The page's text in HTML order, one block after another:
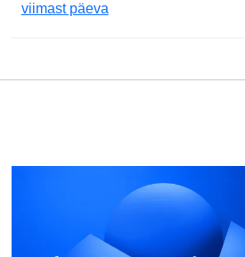
viimast päeva